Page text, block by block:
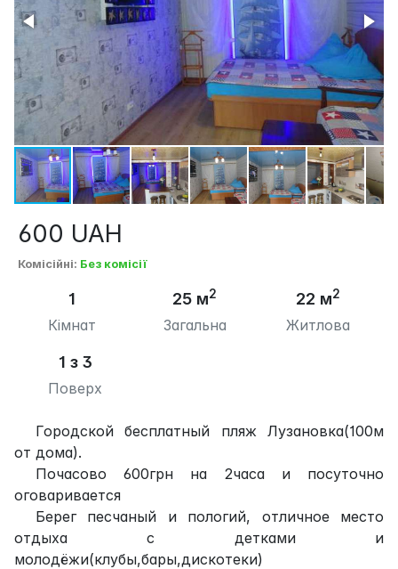
600 UAH
Комісійні: Без комісії
1
Кімнат
25 м2
Загальна
22 м2
Житлова
1 з 3
Поверх
Городской бесплатный пляж Лузановка(100м
от дома).
Почасово 600грн на 2часа и посуточно
оговаривается
Берег песчаный и пологий, отличное место
отдыха с детками и
молодёжи(клубы,бары,дискотеки)